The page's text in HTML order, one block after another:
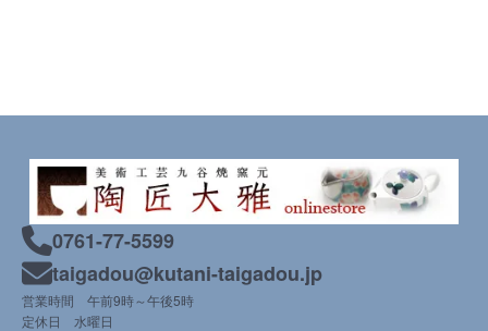
0761-77-5599
taigadou@kutani-taigadou.jp
営業時間 午前9時～午後5時
定休日 水曜日